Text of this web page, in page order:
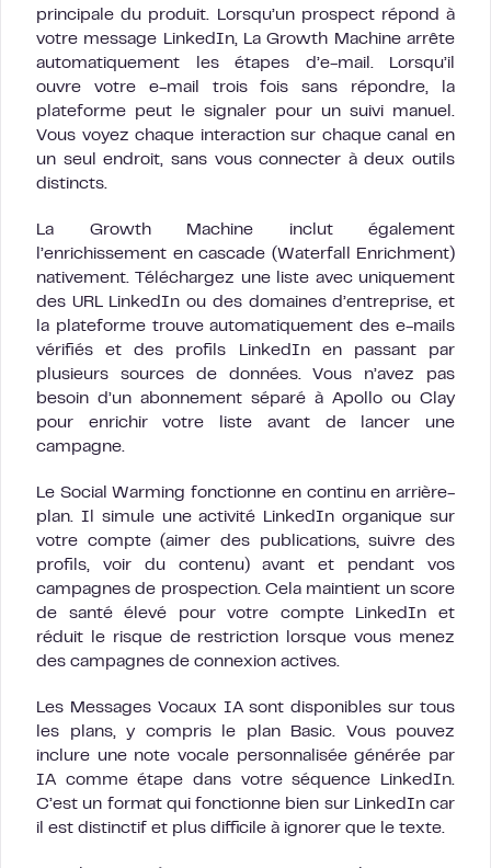
principale du produit. Lorsqu’un prospect répond à
votre message LinkedIn, La Growth Machine arrête
automatiquement les étapes d’e-mail. Lorsqu’il
ouvre votre e-mail trois fois sans répondre, la
plateforme peut le signaler pour un suivi manuel.
Vous voyez chaque interaction sur chaque canal en
un seul endroit, sans vous connecter à deux outils
distincts.
La Growth Machine inclut également
l’enrichissement en cascade (Waterfall Enrichment)
nativement. Téléchargez une liste avec uniquement
des URL LinkedIn ou des domaines d’entreprise, et
la plateforme trouve automatiquement des e-mails
vérifiés et des profils LinkedIn en passant par
plusieurs sources de données. Vous n’avez pas
besoin d’un abonnement séparé à Apollo ou Clay
pour enrichir votre liste avant de lancer une
campagne.
Le Social Warming fonctionne en continu en arrière-
plan. Il simule une activité LinkedIn organique sur
votre compte (aimer des publications, suivre des
profils, voir du contenu) avant et pendant vos
campagnes de prospection. Cela maintient un score
de santé élevé pour votre compte LinkedIn et
réduit le risque de restriction lorsque vous menez
des campagnes de connexion actives.
Les Messages Vocaux IA sont disponibles sur tous
les plans, y compris le plan Basic. Vous pouvez
inclure une note vocale personnalisée générée par
IA comme étape dans votre séquence LinkedIn.
C’est un format qui fonctionne bien sur LinkedIn car
il est distinctif et plus difficile à ignorer que le texte.